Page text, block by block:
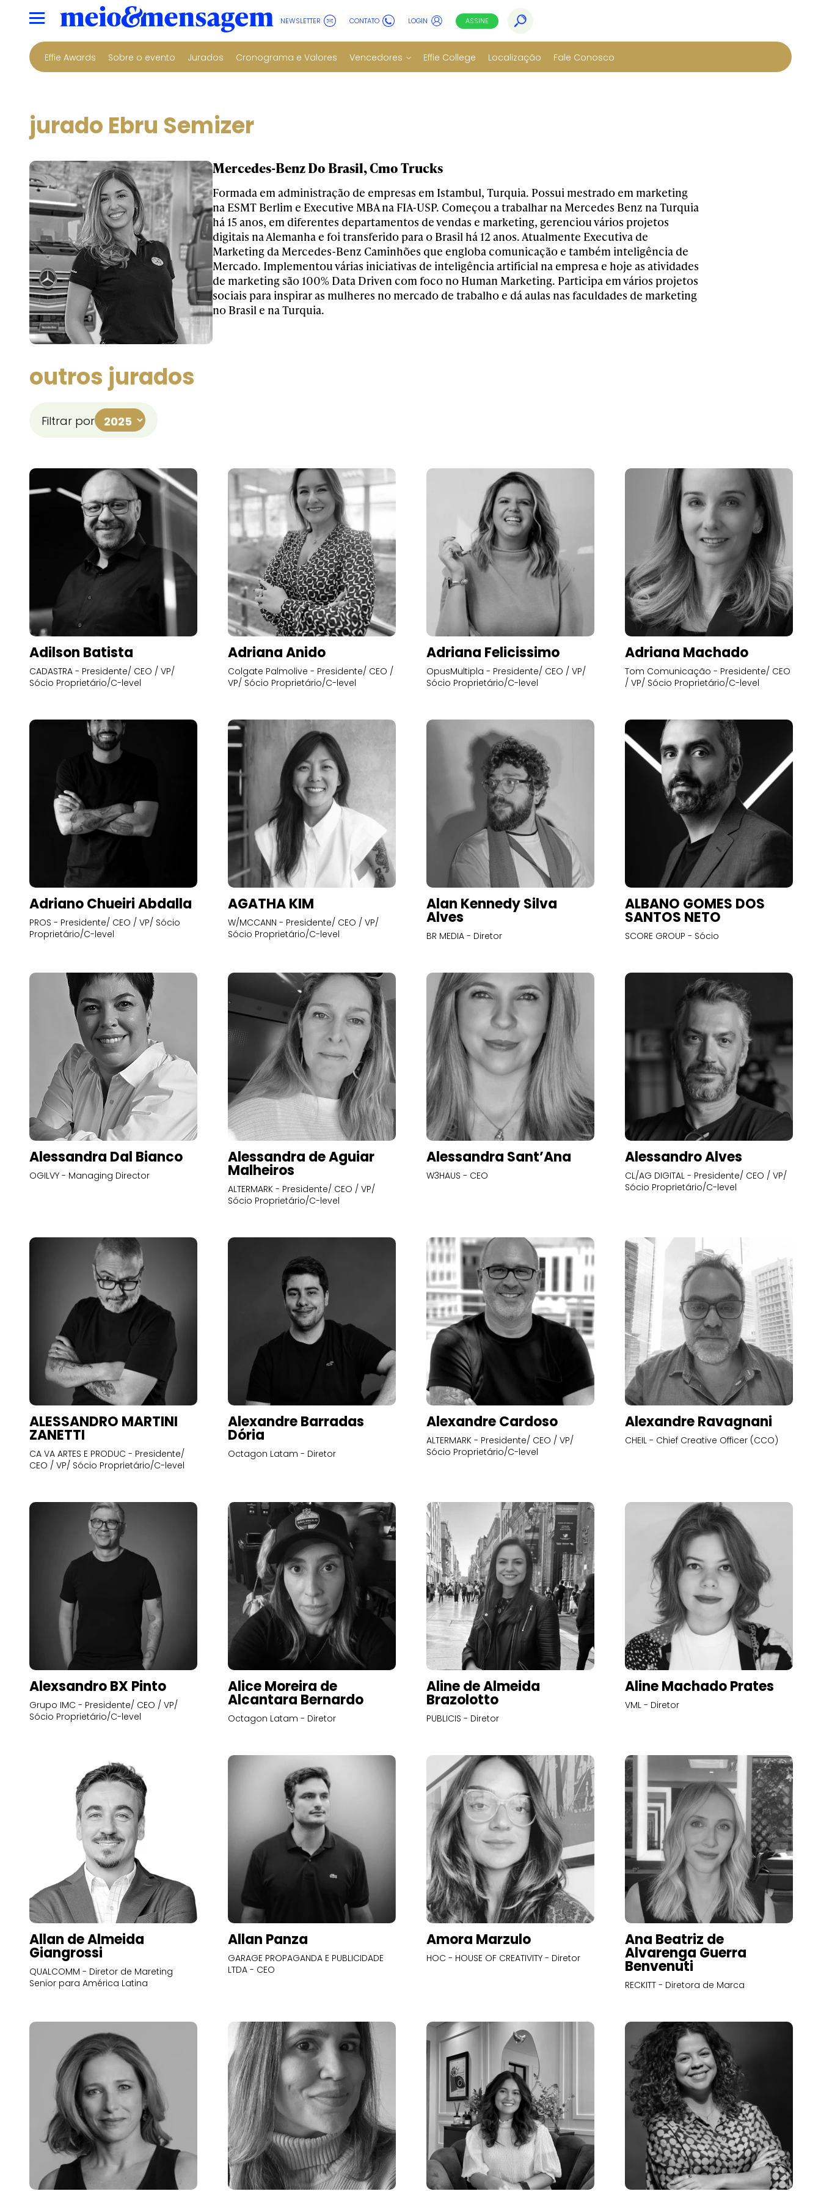
NEWSLETTER CONTATO LOGIN ASSINE
Effie Awards Sobre o evento Jurados Cronograma e Valores Vencedores Effie College Localização Fale Conosco
jurado Ebru Semizer
Mercedes-Benz Do Brasil, Cmo Trucks
Formada em administração de empresas em Istambul, Turquia. Possui mestrado em marketing
na ESMT Berlim e Executive MBA na FIA-USP. Começou a trabalhar na Mercedes Benz na Turquia
há 15 anos, em diferentes departamentos de vendas e marketing, gerenciou vários projetos
digitais na Alemanha e foi transferido para o Brasil há 12 anos. Atualmente Executiva de
Marketing da Mercedes-Benz Caminhões que engloba comunicação e também inteligência de
Mercado. Implementou várias iniciativas de inteligência artificial na empresa e hoje as atividades
de marketing são 100% Data Driven com foco no Human Marketing. Participa em vários projetos
sociais para inspirar as mulheres no mercado de trabalho e dá aulas nas faculdades de marketing
no Brasil e na Turquia.
outros jurados
Filtrar por
Adilson Batista
CADASTRA - Presidente/ CEO / VP/
Sócio Proprietário/C-level
Adriana Anido
Colgate Palmolive - Presidente/ CEO /
VP/ Sócio Proprietário/C-level
Adriana Felicissimo
OpusMultipla - Presidente/ CEO / VP/
Sócio Proprietário/C-level
Adriana Machado
Tom Comunicação - Presidente/ CEO
/ VP/ Sócio Proprietário/C-level
Adriano Chueiri Abdalla
PROS - Presidente/ CEO / VP/ Sócio
Proprietário/C-level
AGATHA KIM
W/MCCANN - Presidente/ CEO / VP/
Sócio Proprietário/C-level
Alan Kennedy Silva
Alves
BR MEDIA - Diretor
ALBANO GOMES DOS
SANTOS NETO
SCORE GROUP - Sócio
Alessandra Dal Bianco
OGILVY - Managing Director
Alessandra de Aguiar
Malheiros
ALTERMARK - Presidente/ CEO / VP/
Sócio Proprietário/C-level
Alessandra Sant’Ana
W3HAUS - CEO
Alessandro Alves
CL/AG DIGITAL - Presidente/ CEO / VP/
Sócio Proprietário/C-level
ALESSANDRO MARTINI
ZANETTI
CA VA ARTES E PRODUC - Presidente/
CEO / VP/ Sócio Proprietário/C-level
Alexandre Barradas
Dória
Octagon Latam - Diretor
Alexandre Cardoso
ALTERMARK - Presidente/ CEO / VP/
Sócio Proprietário/C-level
Alexandre Ravagnani
CHEIL - Chief Creative Officer (CCO)
Alexsandro BX Pinto
Grupo IMC - Presidente/ CEO / VP/
Sócio Proprietário/C-level
Alice Moreira de
Alcantara Bernardo
Octagon Latam - Diretor
Aline de Almeida
Brazolotto
PUBLICIS - Diretor
Aline Machado Prates
VML - Diretor
Allan de Almeida
Giangrossi
QUALCOMM - Diretor de Mareting
Senior para América Latina
Allan Panza
GARAGE PROPAGANDA E PUBLICIDADE
LTDA - CEO
Amora Marzulo
HOC - HOUSE OF CREATIVITY - Diretor
Ana Beatriz de
Alvarenga Guerra
Benvenuti
RECKITT - Diretora de Marca